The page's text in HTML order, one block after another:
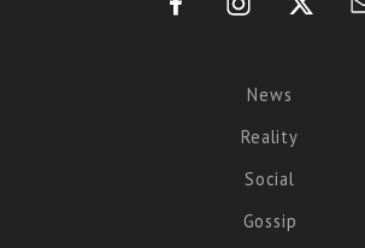
News
Reality
Social
Gossip